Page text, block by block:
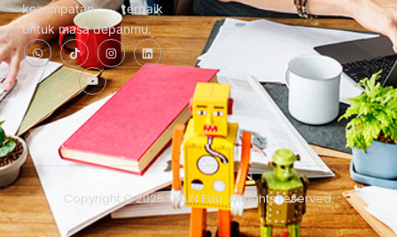
kesempatan terbaik
untuk masa depanmu.
Copyright © 2025 TRAIN Edu. All rights reserved.